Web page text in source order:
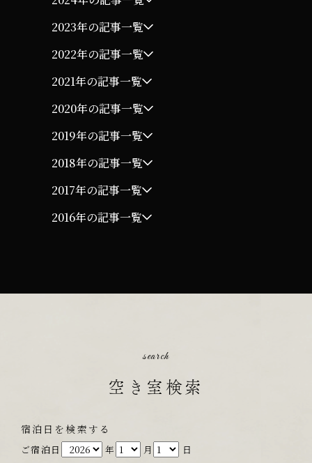
2023年の記事一覧
2022年の記事一覧
2021年の記事一覧
2020年の記事一覧
2019年の記事一覧
2018年の記事一覧
2017年の記事一覧
2016年の記事一覧
search
空き室検索
宿泊日を検索する
ご宿泊日 年 月 日